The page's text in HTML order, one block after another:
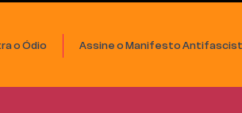
o Ódio Assine o Manifesto